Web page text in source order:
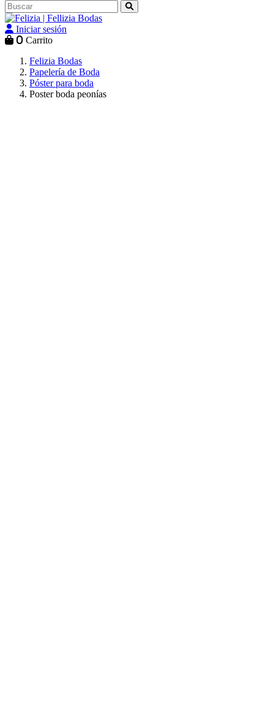
Iniciar sesión
0 Carrito
Felizia Bodas
Papelería de Boda
Póster para boda
Poster boda peonías